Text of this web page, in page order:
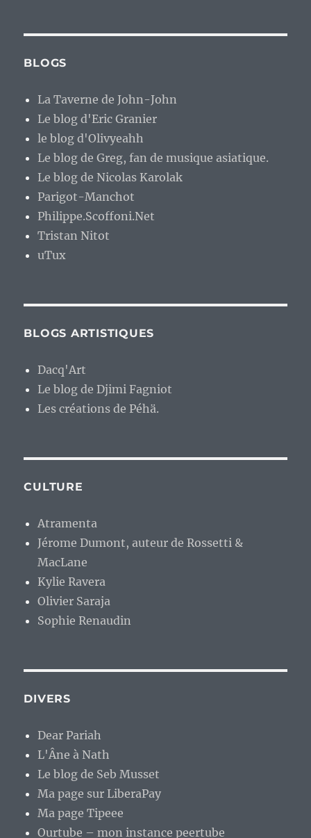
BLOGS
La Taverne de John-John
Le blog d'Eric Granier
le blog d'Olivyeahh
Le blog de Greg, fan de musique asiatique.
Le blog de Nicolas Karolak
Parigot-Manchot
Philippe.Scoffoni.Net
Tristan Nitot
uTux
BLOGS ARTISTIQUES
Dacq'Art
Le blog de Djimi Fagniot
Les créations de Péhä.
CULTURE
Atramenta
Jérome Dumont, auteur de Rossetti &
MacLane
Kylie Ravera
Olivier Saraja
Sophie Renaudin
DIVERS
Dear Pariah
L'Âne à Nath
Le blog de Seb Musset
Ma page sur LiberaPay
Ma page Tipeee
Ourtube – mon instance peertube